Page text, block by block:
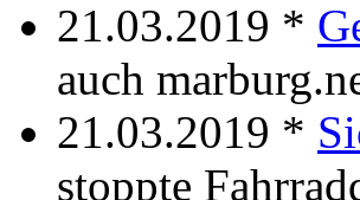
21.03.2019 *
auch
21.03.2019 *
stoppte